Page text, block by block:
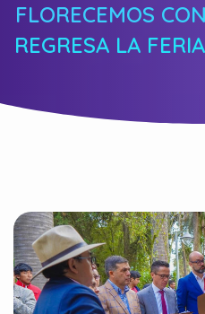
FLORECEMOS
REGRESA LA